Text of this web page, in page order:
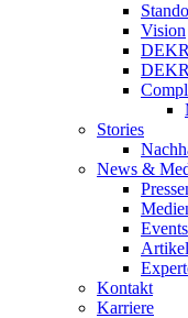
Vision
Stories
News &
Events
Artikel
Kontakt
Karriere